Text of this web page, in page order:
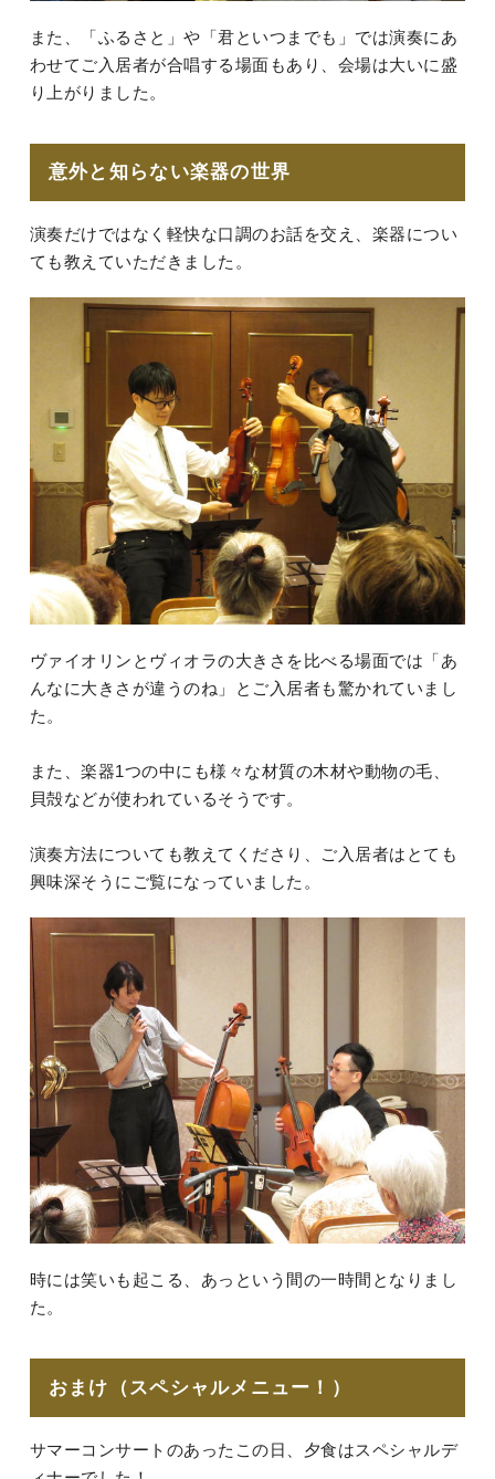
また、「ふるさと」や「君といつまでも」では演奏にあ
わせてご入居者が合唱する場面もあり、会場は大いに盛
り上がりました。
意外と知らない楽器の世界
演奏だけではなく軽快な口調のお話を交え、楽器につい
ても教えていただきました。
ヴァイオリンとヴィオラの大きさを比べる場面では「あ
んなに大きさが違うのね」とご入居者も驚かれていまし
た。
また、楽器1つの中にも様々な材質の木材や動物の毛、
貝殻などが使われているそうです。
演奏方法についても教えてくださり、ご入居者はとても
興味深そうにご覧になっていました。
時には笑いも起こる、あっという間の一時間となりまし
た。
おまけ（スペシャルメニュー！）
サマーコンサートのあったこの日、夕食はスペシャルデ